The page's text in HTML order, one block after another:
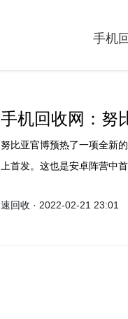
手机
手机回收网：努
努比亚官博预热了一项全新
上首发。这也是安卓阵营中
速回收 · 2022-02-21 23:01